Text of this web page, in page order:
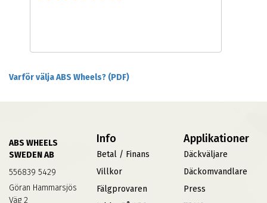
Varför välja ABS Wheels? (PDF)
ABS WHEELS
SWEDEN AB
556839 5429
Göran Hammarsjös
Väg 2
Info
Betal / Finans
Villkor
Fälgprovaren
Applikationer
Däckväljare
Däckomvandlare
Press